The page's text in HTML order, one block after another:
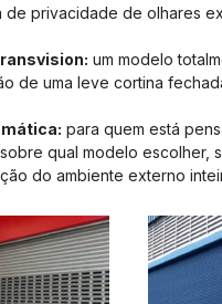
de privacidade de olhares
um modelo
de uma leve cortina
para quem está
qual modelo escolher,
do ambiente externo